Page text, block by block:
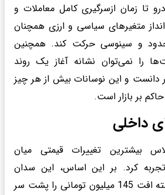
تا زمان ازسرگیری کامل معاملات و
متغیرهای سیاسی و ارزی همچنان
و سینوسی حرکت کند. همچنین
را نمی‌توان نشانه آغاز یک روند
دانست و این نوسانات بیش از هر چیز
بر بازار است.
داخلی
بیشترین تغییرات قیمتی میان
کرد. بر این اساس، این سدان
داخلی در 2 هفته گذشته افت 145 میلیون تومانی را پشت سر